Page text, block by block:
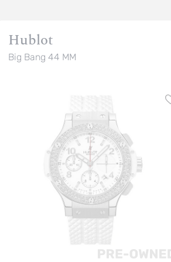
Hublot
Big Bang 44 MM